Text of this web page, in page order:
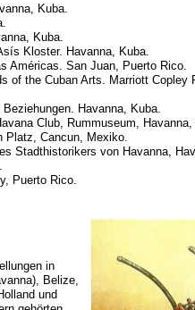
Kuba.
Kuba.
Kloster. Havanna, Kuba.
Américas. San Juan, Puerto Rico.
of the Cuban Arts. Marriott Copley
Havanna, Kuba.
Club, Rummuseum, Havanna,
Platz, Cancun, Mexiko.
Stadthistorikers von Havanna,
Puerto Rico.
in
Belize,
und